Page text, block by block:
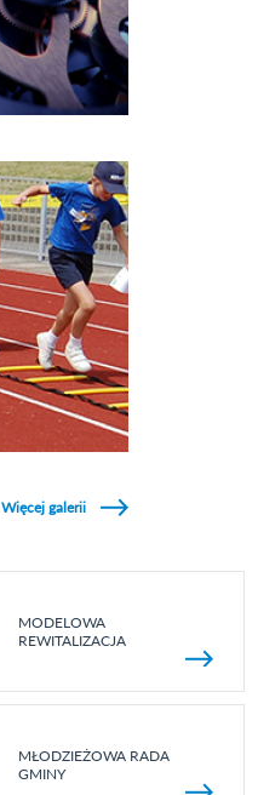
Więcej galerii
MODELOWA
REWITALIZACJA
MŁODZIEŻOWA RADA
GMINY